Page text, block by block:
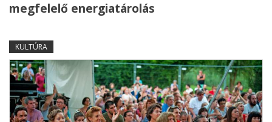
megfelelő energiatárolás
KULTÚRA